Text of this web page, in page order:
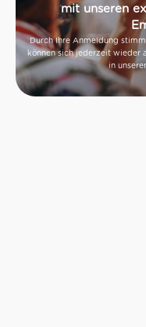
mit unseren
Durch Ihre Anmeldung
können sich jederzeit wieder
in